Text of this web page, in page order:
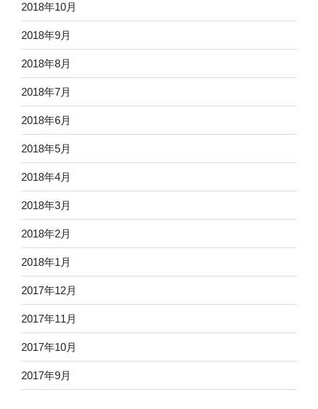
2018年10月
2018年9月
2018年8月
2018年7月
2018年6月
2018年5月
2018年4月
2018年3月
2018年2月
2018年1月
2017年12月
2017年11月
2017年10月
2017年9月